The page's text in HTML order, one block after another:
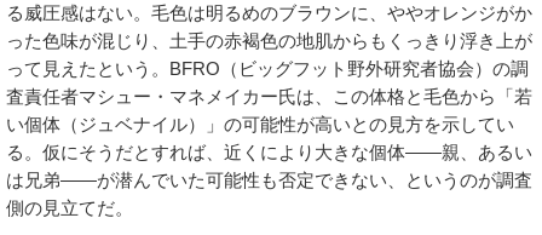
る威圧感はない。毛色は明るめのブラウンに、ややオレンジがか
った色味が混じり、土手の赤褐色の地肌からもくっきり浮き上が
って見えたという。BFRO（ビッグフット野外研究者協会）の調
査責任者マシュー・マネメイカー氏は、この体格と毛色から「若
い個体（ジュベナイル）」の可能性が高いとの見方を示してい
る。仮にそうだとすれば、近くにより大きな個体——親、あるい
は兄弟——が潜んでいた可能性も否定できない、というのが調査
側の見立てだ。